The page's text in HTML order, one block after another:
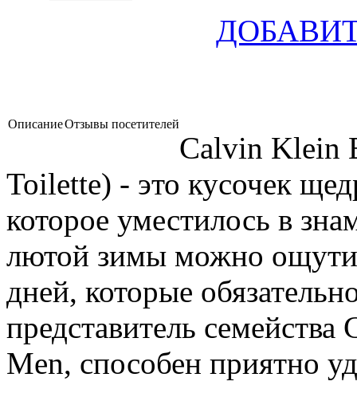
ОписаниеОтзывы посетителей
Calvin Klein
Toilette) - это кусочек
которое уместилось в
лютой зимы можно
дней, которые
представитель
Men, способен приятно